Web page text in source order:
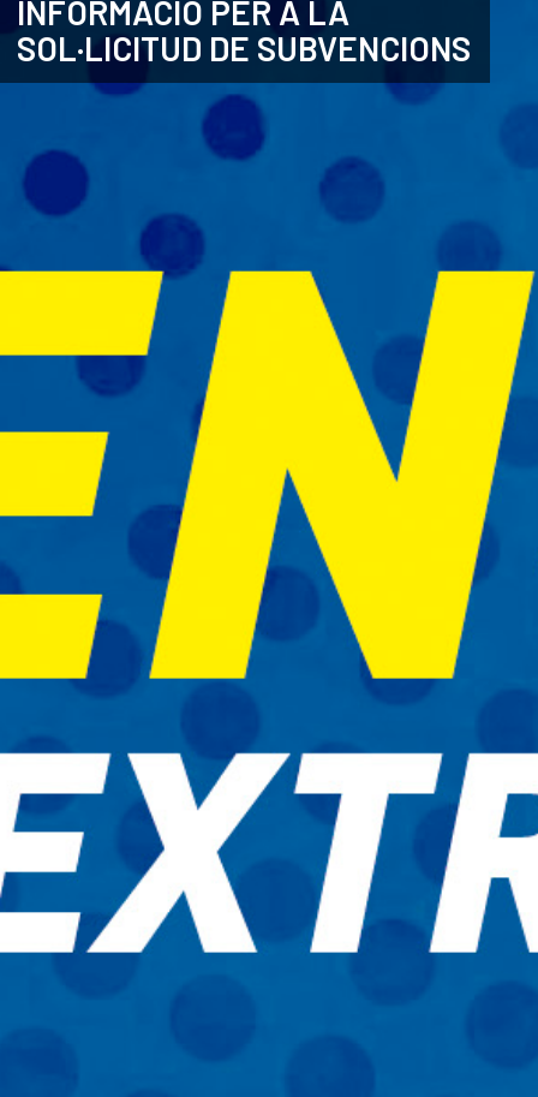
CATALÀ
INFORMACIÓ PER A LA
SOL·LICITUD DE SUBVENCIONS